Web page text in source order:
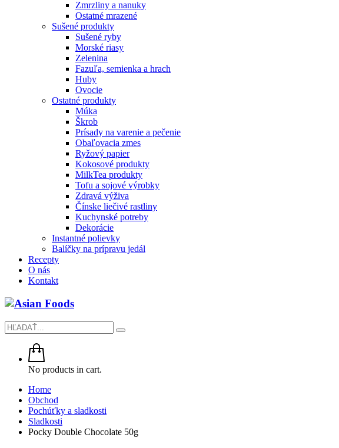
Zmrzliny a nanuky
Ostatné mrazené
Sušené produkty
Sušené ryby
Morské riasy
Zelenina
Fazuľa, semienka a hrach
Huby
Ovocie
Ostatné produkty
Múka
Škrob
Prísady na varenie a pečenie
Obaľovacia zmes
Ryžový papier
Kokosové produkty
MilkTea produkty
Tofu a sojové výrobky
Zdravá výživa
Čínske liečivé rastliny
Kuchynské potreby
Dekorácie
Instantné polievky
Balíčky na prípravu jedál
Recepty
O nás
Kontakt
No products in cart.
Home
Obchod
Pochúťky a sladkosti
Sladkosti
Pocky Double Chocolate 50g